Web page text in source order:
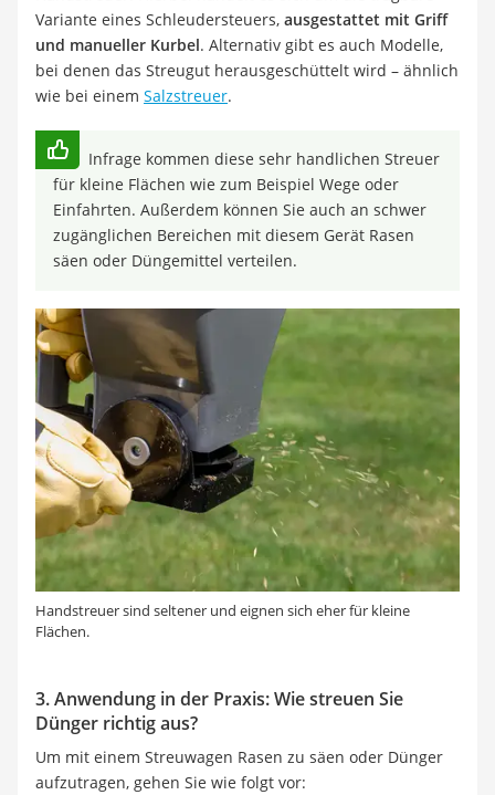
Variante eines Schleudersteuers, ausgestattet mit Griff
und manueller Kurbel. Alternativ gibt es auch Modelle,
bei denen das Streugut herausgeschüttelt wird – ähnlich
wie bei einem Salzstreuer.
Infrage kommen diese sehr handlichen Streuer
für kleine Flächen wie zum Beispiel Wege oder
Einfahrten. Außerdem können Sie auch an schwer
zugänglichen Bereichen mit diesem Gerät Rasen
säen oder Düngemittel verteilen.
Handstreuer sind seltener und eignen sich eher für kleine
Flächen.
3. Anwendung in der Praxis: Wie streuen Sie
Dünger richtig aus?
Um mit einem Streuwagen Rasen zu säen oder Dünger
aufzutragen, gehen Sie wie folgt vor: